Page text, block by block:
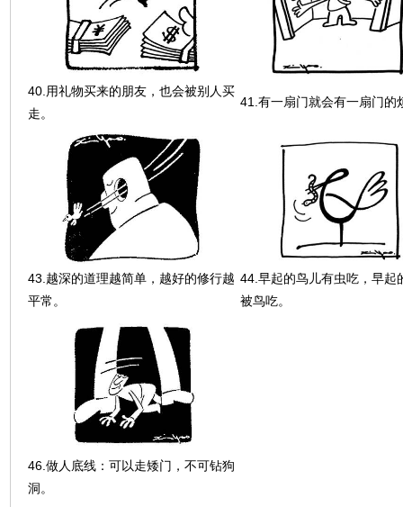
40.用礼物买来的朋友，也会被别人买
走。
41.有一扇门就会有一扇门的
43.越深的道理越简单，越好的修行越
平常。
44.早起的鸟儿有虫吃，早起
被鸟吃。
46.做人底线：可以走矮门，不可钻狗
洞。